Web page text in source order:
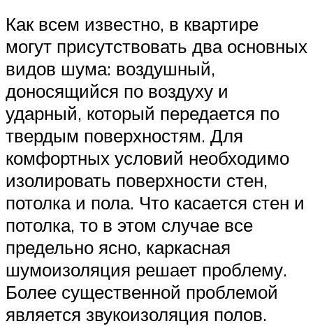
Как всем известно, в квартире
могут присутствовать два основных
видов шума: воздушный,
доносящийся по воздуху и
ударный, который передается по
твердым поверхностям. Для
комфортных условий необходимо
изолировать поверхности стен,
потолка и пола. Что касается стен и
потолка, то в этом случае все
предельно ясно, каркасная
шумоизоляция решает проблему.
Более существенной проблемой
является звукоизоляция полов.